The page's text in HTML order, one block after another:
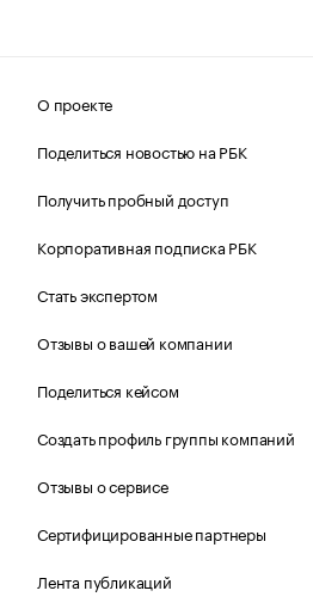
О проекте
Поделиться новостью на РБК
Получить пробный доступ
Корпоративная подписка РБК
Стать экспертом
Отзывы о вашей компании
Поделиться кейсом
Создать профиль группы компаний
Отзывы о сервисе
Сертифицированные партнеры
Лента публикаций